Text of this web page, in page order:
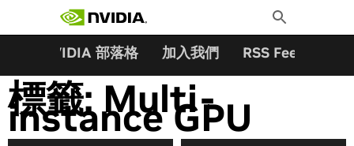
Toggle
Search
NVIDIA 部落格 加入我們 RSS Feeds
標籤:Multi-
instance GPU